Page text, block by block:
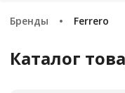
Бренды Ferrero
Каталог